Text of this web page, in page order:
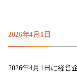
2026年4月1日
2026年4月1日に経営